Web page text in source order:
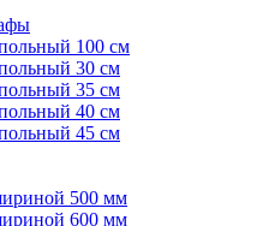
100 см
30 см
35 см
40 см
45 см
500 мм
600 мм